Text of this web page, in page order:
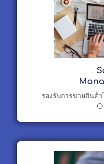
รองรับการขายสินค้